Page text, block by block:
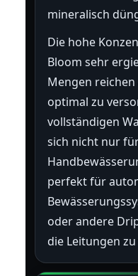
mineralisch
Die hohe
Bloom sehr
Mengen
optimal zu
vollständigen
sich nicht nur
perfekt für
oder andere
die Leitungen